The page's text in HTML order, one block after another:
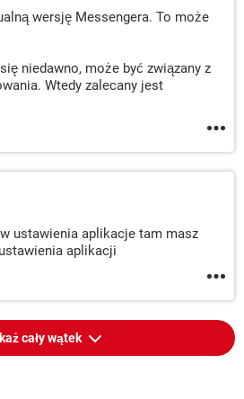
wersję Messengera. To może
niedawno, może być związany z
Wtedy zalecany jest
ustawienia aplikacje tam masz
aplikacji
cały wątek